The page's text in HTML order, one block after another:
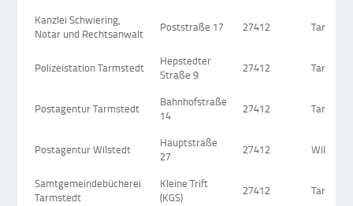
Kanzlei Schwiering,
Notar und Rechtsanwalt
Poststraße 17 27412
Polizeistation Tarmstedt
Hepstedter
Straße 9
27412
Postagentur Tarmstedt
Bahnhofstraße
14
27412
Postagentur Wilstedt
Hauptstraße
27
27412 Wilstedt
Samtgemeindebücherei
Tarmstedt
Kleine Trift
(KGS)
27412